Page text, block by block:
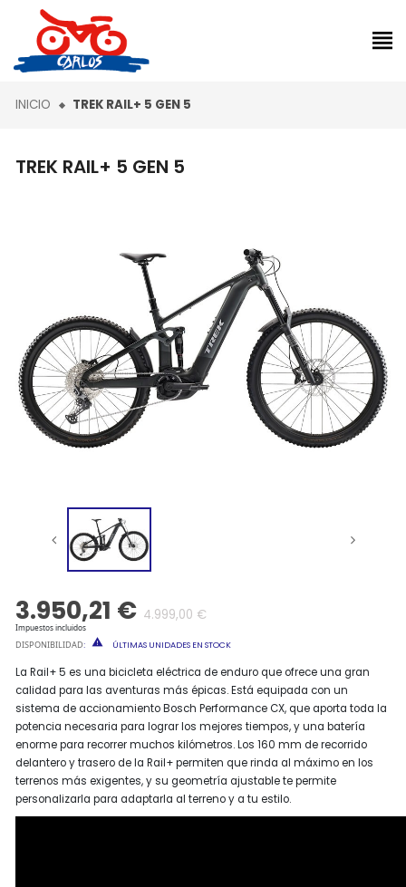
INICIO TREK RAIL+ 5 GEN 5
TREK RAIL+ 5 GEN 5
3.950,21 € 4.999,00 €
Impuestos incluidos
DISPONIBILIDAD:  ÚLTIMAS UNIDADES EN STOCK
La Rail+ 5 es una bicicleta eléctrica de enduro que ofrece una gran
calidad para las aventuras más épicas. Está equipada con un
sistema de accionamiento Bosch Performance CX, que aporta toda la
potencia necesaria para lograr los mejores tiempos, y una batería
enorme para recorrer muchos kilómetros. Los 160 mm de recorrido
delantero y trasero de la Rail+ permiten que rinda al máximo en los
terrenos más exigentes, y su geometría ajustable te permite
personalizarla para adaptarla al terreno y a tu estilo.